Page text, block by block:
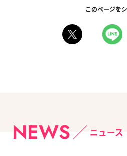
このページを
NEWS ニュース